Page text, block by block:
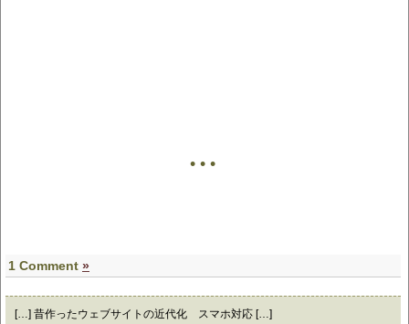
• • •
1 Comment »
[…] 昔作ったウェブサイトの近代化 スマホ対応 […]